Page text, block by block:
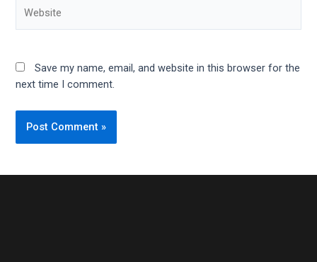
Save my name, email, and website in this browser for the
next time I comment.